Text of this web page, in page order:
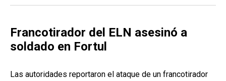
Francotirador del ELN asesinó a
soldado en Fortul
Las autoridades reportaron el ataque de un francotirador